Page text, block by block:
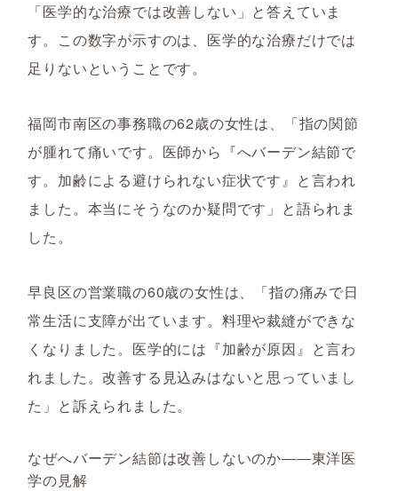
「医学的な治療では改善しない」と答えていま
す。この数字が示すのは、医学的な治療だけでは
足りないということです。
福岡市南区の事務職の62歳の女性は、「指の関節
が腫れて痛いです。医師から『へバーデン結節で
す。加齢による避けられない症状です』と言われ
ました。本当にそうなのか疑問です」と語られま
した。
早良区の営業職の60歳の女性は、「指の痛みで日
常生活に支障が出ています。料理や裁縫ができな
くなりました。医学的には『加齢が原因』と言わ
れました。改善する見込みはないと思っていまし
た」と訴えられました。
なぜへバーデン結節は改善しないのか――東洋医
学の見解